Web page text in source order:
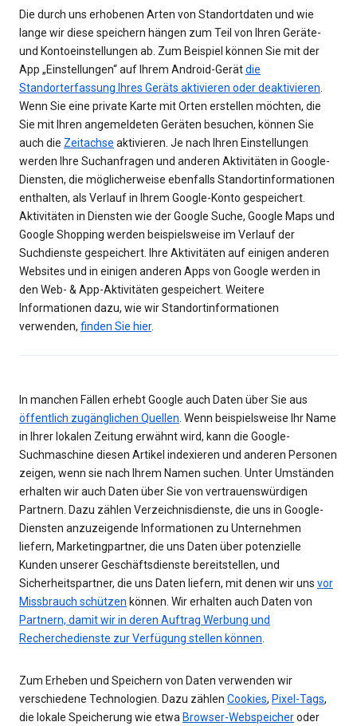
Die durch uns erhobenen Arten von Standortdaten und wie
lange wir diese speichern hängen zum Teil von Ihren Geräte-
und Kontoeinstellungen ab. Zum Beispiel können Sie mit der
App „Einstellungen“ auf Ihrem Android-Gerätdie
Standorterfassung Ihres Geräts aktivieren oder deaktivieren
Wenn Sie eine private Karte mit Orten erstellen möchten, die
Sie mit Ihren angemeldeten Geräten besuchen, können Sie
auch die Zeitachse aktivieren. Je nach Ihren Einstellungen
werden Ihre Suchanfragen und anderen Aktivitäten in Google-
Diensten, die möglicherweise ebenfalls Standortinformationen
enthalten, als Verlauf in Ihrem Google-Konto gespeichert.
Aktivitäten in Diensten wie der Google Suche, Google Maps und
Google Shopping werden beispielsweise im Verlauf der
Suchdienste gespeichert. Ihre Aktivitäten auf einigen anderen
Websites und in einigen anderen Apps von Google werden in
den Web- & App-Aktivitäten gespeichert. Weitere
Informationen dazu, wie wir Standortinformationen
verwenden, finden Sie hier.
In manchen Fällen erhebt Google auch Daten über Sie aus
öffentlich zugänglichen Quellen . Wenn beispielsweise Ihr Name
in Ihrer lokalen Zeitung erwähnt wird, kann die Google-
Suchmaschine diesen Artikel indexieren und anderen Personen
zeigen, wenn sie nach Ihrem Namen suchen. Unter Umständen
erhalten wir auch Daten über Sie von vertrauenswürdigen
Partnern. Dazu zählen Verzeichnisdienste, die uns in Google-
Diensten anzuzeigende Informationen zu Unternehmen
liefern, Marketingpartner, die uns Daten über potenzielle
Kunden unserer Geschäftsdienste bereitstellen, und
Sicherheitspartner, die uns Daten liefern, mit denen wir uns vor
Missbrauch schützen können. Wir erhalten auch Daten von
Partnern, damit wir in deren Auftrag Werbung und
Recherchedienste zur Verfügung stellen können
Zum Erheben und Speichern von Daten verwenden wir
verschiedene Technologien. Dazu zählen Cookies, Pixel-Tags,
die lokale Speicherung wie etwa Browser-Webspeicheroder